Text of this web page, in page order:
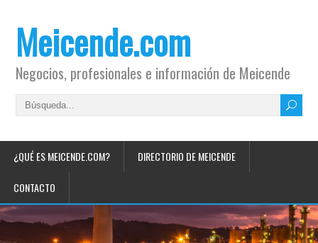
Meicende.com
Negocios, profesionales e información de Meicende
¿QUÉ ES MEICENDE.COM? DIRECTORIO DE MEICENDE
CONTACTO